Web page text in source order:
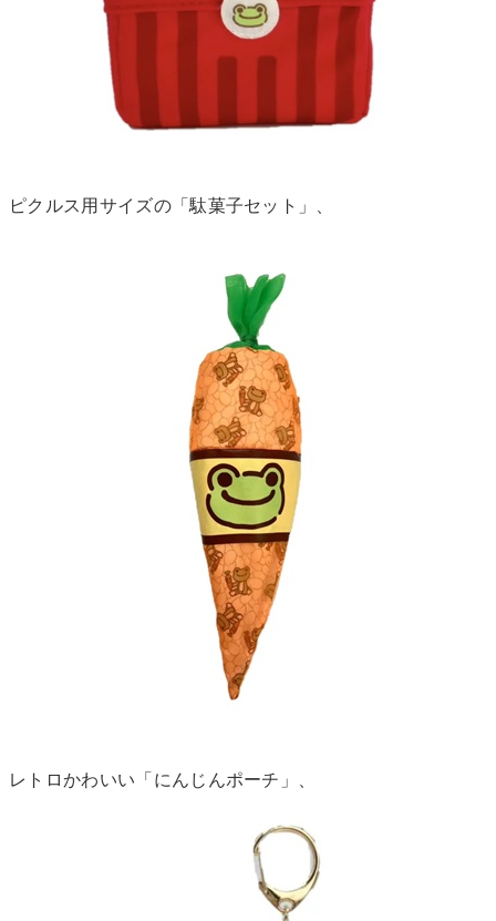
ピクルス用サイズの「駄菓子セット」、
レトロかわいい「にんじんポーチ」、